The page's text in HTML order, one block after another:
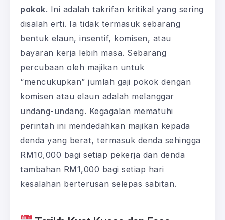
pokok. Ini adalah takrifan kritikal yang sering
disalah erti. Ia tidak termasuk sebarang
bentuk elaun, insentif, komisen, atau
bayaran kerja lebih masa. Sebarang
percubaan oleh majikan untuk
“mencukupkan” jumlah gaji pokok dengan
komisen atau elaun adalah melanggar
undang-undang. Kegagalan mematuhi
perintah ini mendedahkan majikan kepada
denda yang berat, termasuk denda sehingga
RM10,000 bagi setiap pekerja dan denda
tambahan RM1,000 bagi setiap hari
kesalahan berterusan selepas sabitan.